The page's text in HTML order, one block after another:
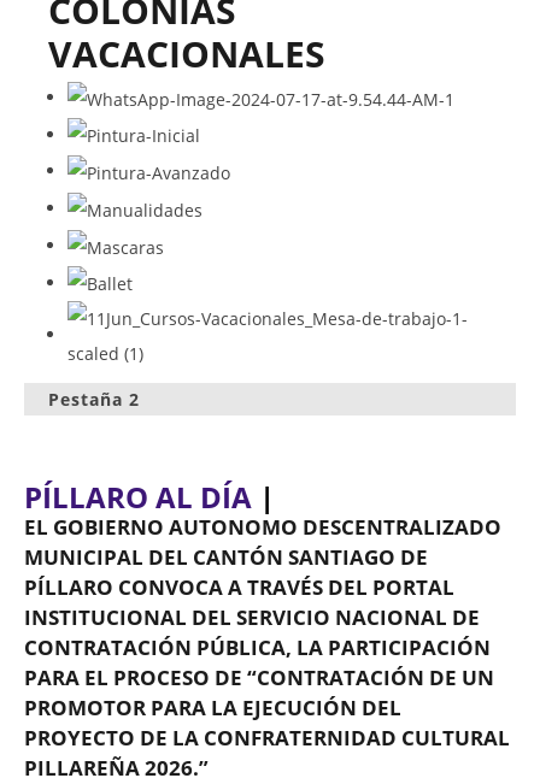
COLONIAS
VACACIONALES
Pestaña 2
PÍLLARO AL DÍA |
EL GOBIERNO AUTÓNOMO DESCENTRALIZADO
MUNICIPAL DEL CANTÓN SANTIAGO DE
PÍLLARO CONVOCA A TRAVÉS DEL PORTAL
INSTITUCIONAL DEL SERVICIO NACIONAL DE
CONTRATACIÓN PÚBLICA, LA PARTICIPACIÓN
PARA EL PROCESO DE “CONTRATACIÓN DE UN
PROMOTOR PARA LA EJECUCIÓN DEL
PROYECTO DE LA CONFRATERNIDAD CULTURAL
PILLAREÑA 2026.”